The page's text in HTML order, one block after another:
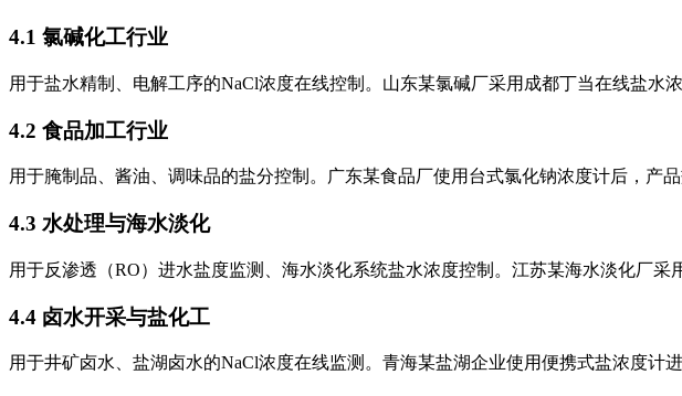
4.1 氯碱化工行业
用于盐水精制、电解工序的NaCl浓度在线控制。山东某氯碱厂采用成都丁当在线盐水
4.2 食品加工行业
用于腌制品、酱油、调味品的盐分控制。广东某食品厂使用台式氯化钠浓度计后，产
4.3 水处理与海水淡化
用于反渗透（RO）进水盐度监测、海水淡化系统盐水浓度控制。江苏某海水淡化厂采
4.4 卤水开采与盐化工
用于井矿卤水、盐湖卤水的NaCl浓度在线监测。青海某盐湖企业使用便携式盐浓度计